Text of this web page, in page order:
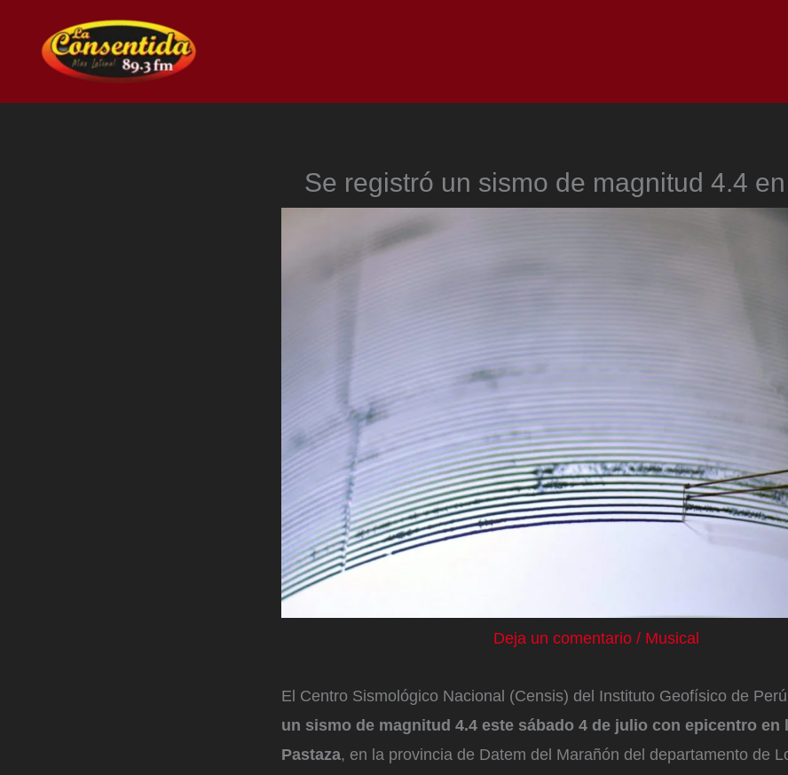
contenido
Se registró un sismo de magnitud 4.4
Deja un comentario / Musical
El Centro Sismológico Nacional (Censis) del Instituto Geofísico de
un sismo de magnitud 4.4 este sábado 4 de julio con epicentro en
Pastaza, en la provincia de Datem del Marañón del departamento de